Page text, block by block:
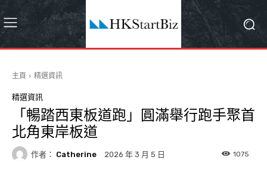
主頁 精選資訊
精選資訊
「暢踏西東板道跑」圓滿舉行跑手聚首
北角東岸板道
作者： Catherine 2026 年 3 月 5 日 1075